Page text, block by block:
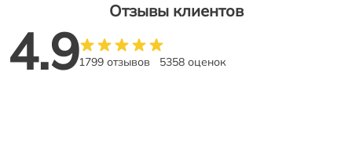
Отзывы клиентов
4.91799 отзывов 5358 оценок